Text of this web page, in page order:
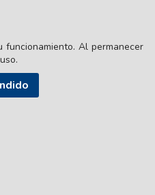
Al permanecer